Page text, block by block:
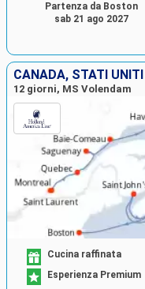
Partenza da Boston
sab 21 ago 2027
CANADA, STATI UNITI
12 giorni, MS Volendam
Cucina raffinata
Esperienza Premium